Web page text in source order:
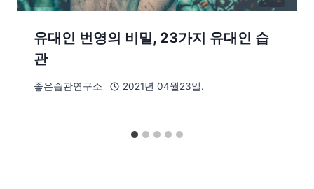
유대인 번영의 비밀, 23가지 유대인 습
관
좋은습관연구소 2021년 04월23일.